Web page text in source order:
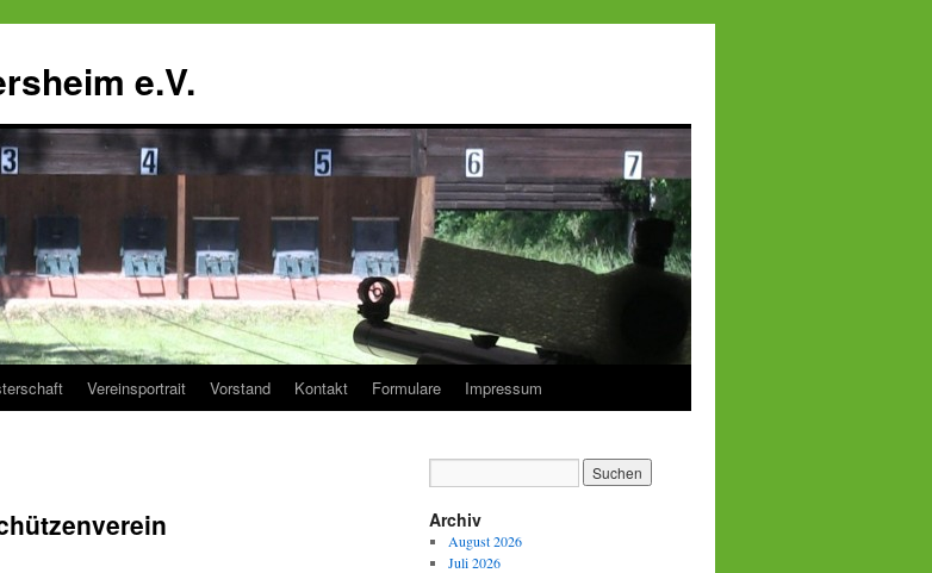
e.V.
Vereinsportrait Vorstand Kontakt Formulare Impressum
Archiv
August 2026
Juli 2026